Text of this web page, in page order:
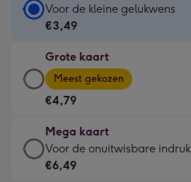
Standaard
kaart
€3,49
-
Voor
kleine
gelukwens
-
Voor de kleine gelukwens
€3,49
Grote kaart
Grote
kaart
-
€4,79
-
Meest
gekozen
Meest gekozen
€4,79
Mega kaart
Mega
kaart
Voor de onuitwisbare indruk
€6,49